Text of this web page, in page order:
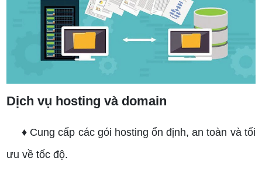
Dịch vụ hosting và domain
♦ Cung cấp các gói hosting ổn định, an toàn và tối
ưu về tốc độ.